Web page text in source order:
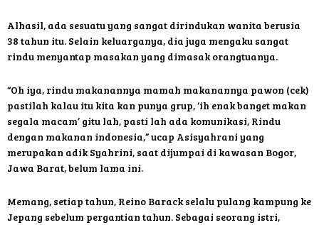
Alhasil, ada sesuatu yang sangat dirindukan wanita berusia
38 tahun itu. Selain keluarganya, dia juga mengaku sangat
rindu menyantap masakan yang dimasak orangtuanya.
“Oh iya, rindu makanannya mamah makanannya pawon (cek)
pastilah kalau itu kita kan punya grup, ‘ih enak banget makan
segala macam’ gitu lah, pasti lah ada komunikasi, Rindu
dengan makanan indonesia,” ucap Asisyahrani yang
merupakan adik Syahrini, saat dijumpai di kawasan Bogor,
Jawa Barat, belum lama ini.
Memang, setiap tahun, Reino Barack selalu pulang kampung ke
Jepang sebelum pergantian tahun. Sebagai seorang istri,